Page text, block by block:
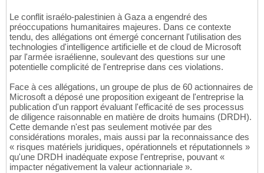
Le conflit israélo-palestinien à Gaza a engendré des
préoccupations humanitaires majeures. Dans ce contexte
tendu, des allégations ont émergé concernant l'utilisation des
technologies d'intelligence artificielle et de cloud de Microsoft
par l'armée israélienne, soulevant des questions sur une
potentielle complicité de l'entreprise dans ces violations.
Face à ces allégations, un groupe de plus de 60 actionnaires de
Microsoft a déposé une proposition exigeant de l'entreprise la
publication d'un rapport évaluant l'efficacité de ses processus
de diligence raisonnable en matière de droits humains (DRDH).
Cette demande n'est pas seulement motivée par des
considérations morales, mais aussi par la reconnaissance des
« risques matériels juridiques, opérationnels et réputationnels »
qu'une DRDH inadéquate expose l'entreprise, pouvant «
impacter négativement la valeur actionnariale ».